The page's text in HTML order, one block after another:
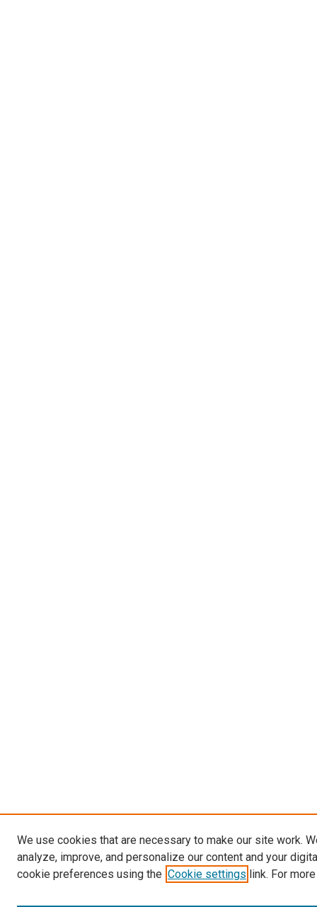
We use cookies that are necessary to make our site work.
analyze, improve, and personalize our content and your
cookie preferences using the Cookie settings link. For